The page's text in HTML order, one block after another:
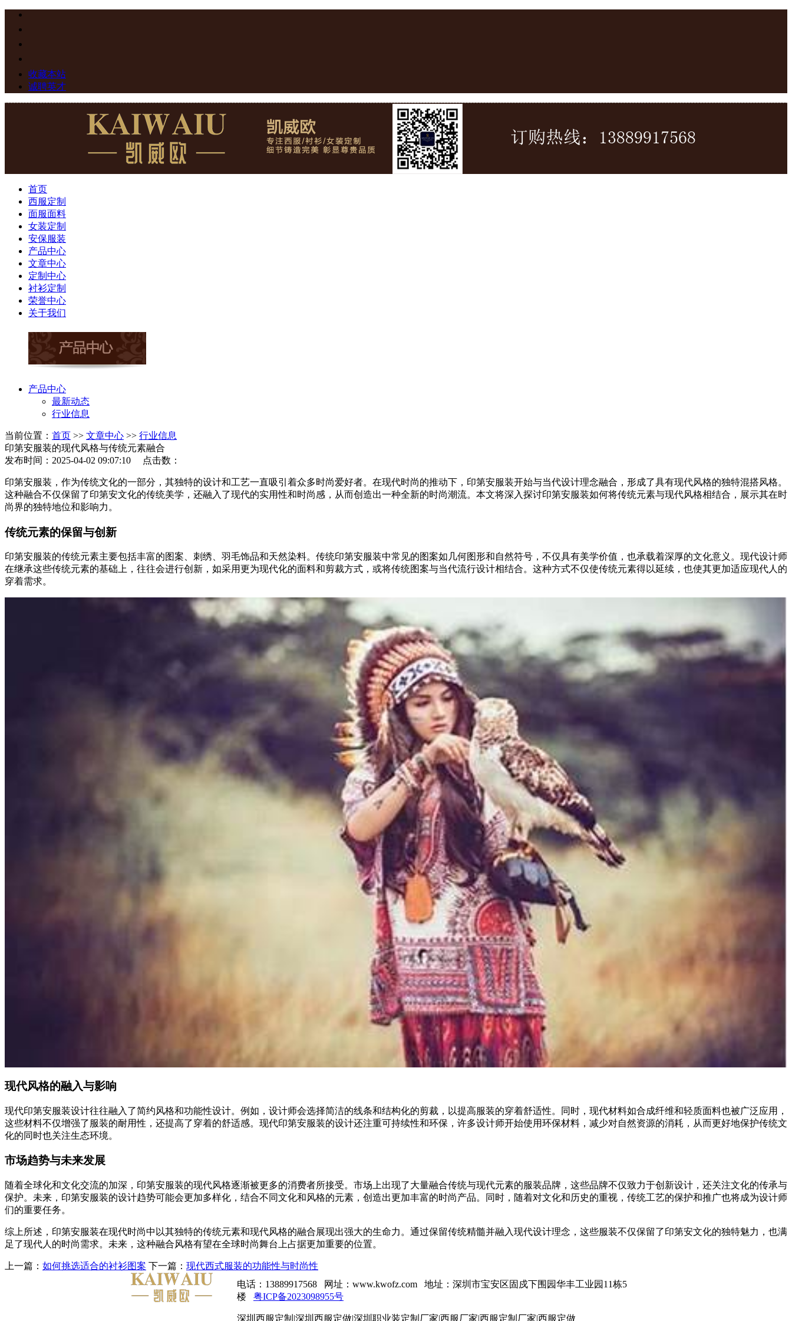
收藏本站
诚聘英才
首页
西服定制
面服面料
女装定制
安保服装
产品中心
文章中心
定制中心
衬衫定制
荣誉中心
关于我们
产品中心
最新动态
行业信息
当前位置： 首页 >> 文章中心 >> 行业信息
印第安服装的现代风格与传统元素融合
发布时间：2025-04-02 09:07:10 点击数：
印第安服装，作为传统文化的一部分，其独特的设计和工艺一直吸引着众多时尚爱好者。在现代时尚的推动下，印第安服装开始与当代设计理念融合，形成了具有现代风格的独特混搭风格。
这种融合不仅保留了印第安文化的传统美学，还融入了现代的实用性和时尚感，从而创造出一种全新的时尚潮流。本文将深入探讨印第安服装如何将传统元素与现代风格相结合，展示其在时
尚界的独特地位和影响力。
传统元素的保留与创新
印第安服装的传统元素主要包括丰富的图案、刺绣、羽毛饰品和天然染料。传统印第安服装中常见的图案如几何图形和自然符号，不仅具有美学价值，也承载着深厚的文化意义。现代设计师
在继承这些传统元素的基础上，往往会进行创新，如采用更为现代化的面料和剪裁方式，或将传统图案与当代流行设计相结合。这种方式不仅使传统元素得以延续，也使其更加适应现代人的
穿着需求。
现代风格的融入与影响
现代印第安服装设计往往融入了简约风格和功能性设计。例如，设计师会选择简洁的线条和结构化的剪裁，以提高服装的穿着舒适性。同时，现代材料如合成纤维和轻质面料也被广泛应用，
这些材料不仅增强了服装的耐用性，还提高了穿着的舒适感。现代印第安服装的设计还注重可持续性和环保，许多设计师开始使用环保材料，减少对自然资源的消耗，从而更好地保护传统文
化的同时也关注生态环境。
市场趋势与未来发展
随着全球化和文化交流的加深，印第安服装的现代风格逐渐被更多的消费者所接受。市场上出现了大量融合传统与现代元素的服装品牌，这些品牌不仅致力于创新设计，还关注文化的传承与
保护。未来，印第安服装的设计趋势可能会更加多样化，结合不同文化和风格的元素，创造出更加丰富的时尚产品。同时，随着对文化和历史的重视，传统工艺的保护和推广也将成为设计师
们的重要任务。
综上所述，印第安服装在现代时尚中以其独特的传统元素和现代风格的融合展现出强大的生命力。通过保留传统精髓并融入现代设计理念，这些服装不仅保留了印第安文化的独特魅力，也满
足了现代人的时尚需求。未来，这种融合风格有望在全球时尚舞台上占据更加重要的位置。
上一篇： 如何挑选适合的衬衫图案 下一篇： 现代西式服装的功能性与时尚性
电话：13889917568 网址：www.kwofz.com 地址：深圳市宝安区固戍下围园华丰工业园11栋5
楼 粤ICP备2023098955号
深圳西服定制|深圳西服定做|深圳职业装定制厂家|西服厂家|西服定制厂家|西服定做